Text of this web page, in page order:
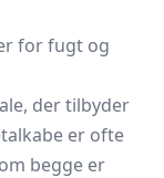
for fugt og
der tilbyder
er ofte
begge er